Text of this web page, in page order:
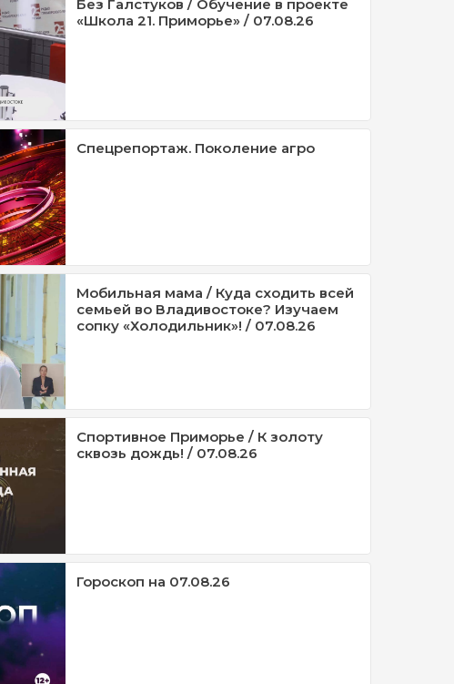
Без Галстуков / Обучение в проекте
«Школа 21. Приморье» / 07.08.26
Спецрепортаж. Поколение агро
Мобильная мама / Куда сходить всей
семьей во Владивостоке? Изучаем
сопку «Холодильник»! / 07.08.26
Спортивное Приморье / К золоту
сквозь дождь! / 07.08.26
Гороскоп на 07.08.26